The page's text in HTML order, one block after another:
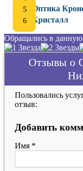
Оптика
Кристалл
Обращались в
Отзывы о
Пользовались
отзыв:
Добавить
Имя *